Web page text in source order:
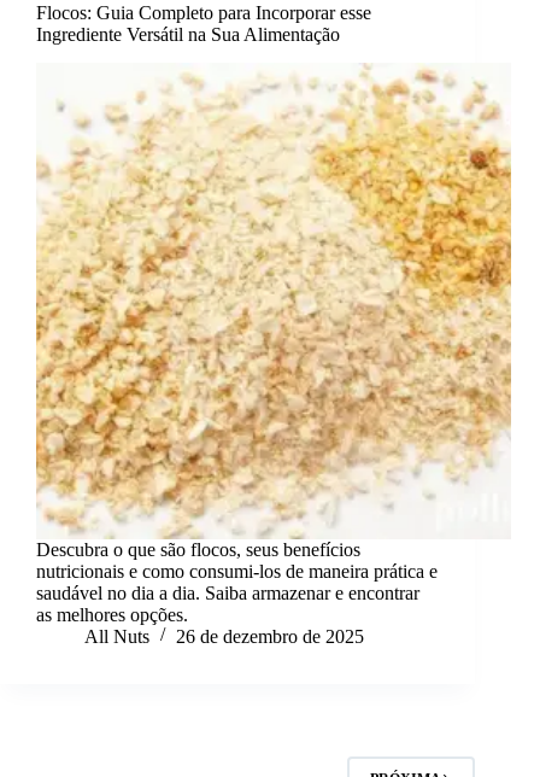
Flocos: Guia Completo para Incorporar esse
Ingrediente Versátil na Sua Alimentação
Descubra o que são flocos, seus benefícios
nutricionais e como consumi-los de maneira prática e
saudável no dia a dia. Saiba armazenar e encontrar
as melhores opções.
All Nuts
26 de dezembro de 2025